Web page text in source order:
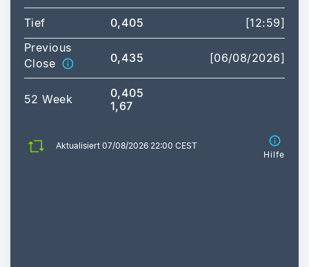
Tief 0,405
[12:59]
Previous
Close
0,435 [06/08/2026]
52 Week
0,405
1,67
Aktualisiert 07/08/2026 22:00 CEST
Hilfe